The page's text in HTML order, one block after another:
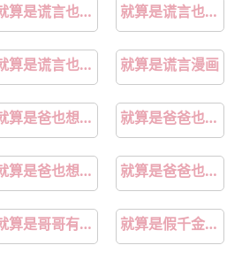
就算是谎言也不要拆穿 就算是谎言也没关系
就算是谎言也是真实的谎言 就算是谎言漫画
就算是爸也想做日剧tv无删减版 就算是爸爸也想做
就算是爸也想做樱花风车未删减版 就算是爸爸也想做未删减观看
就算是哥哥有爱就没问题了对吧在线观看 就算是假千金也要勇敢摆烂